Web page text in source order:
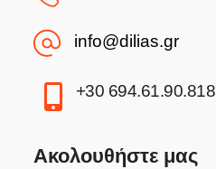
info@dilias.gr
+30 694.61.90.818
Ακολουθήστε μας